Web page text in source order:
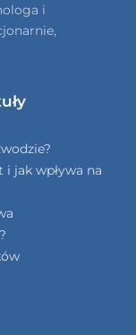
i
jak wpływa na